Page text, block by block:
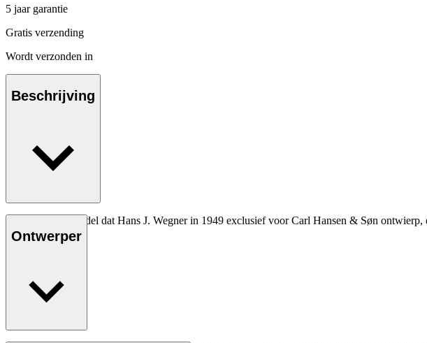
5 jaar garantie
Gratis verzending
Wordt verzonden in
Beschrijving
Het allereerste model dat Hans J. Wegner in 1949 exclusief voor Carl Hansen & Søn
Ontwerper